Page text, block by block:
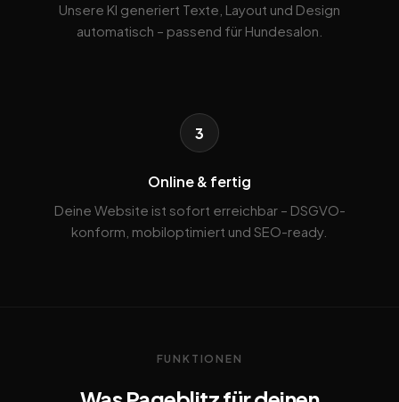
Unsere KI generiert Texte, Layout und Design
automatisch – passend für Hundesalon.
3
Online & fertig
Deine Website ist sofort erreichbar – DSGVO-
konform, mobiloptimiert und SEO-ready.
FUNKTIONEN